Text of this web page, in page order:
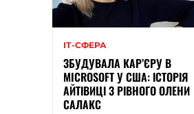
ІТ-СФЕРА
ЗБУДУВАЛА КАР’ЄРУ В
MICROSOFT У США: ІСТОРІЯ
АЙТІВИЦІ З РІВНОГО ОЛЕНИ
САЛАКС